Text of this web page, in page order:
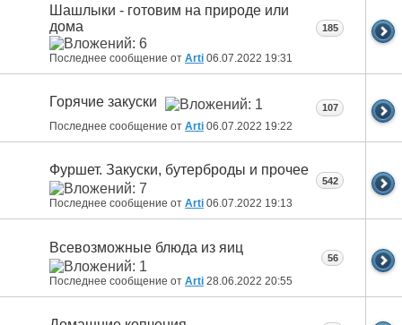
Шашлыки - готовим на природе или
дома
Последнее сообщение от Arti 06.07.2022 19:31
185
Горячие закуски
Последнее сообщение от Arti 06.07.2022 19:22
107
Фуршет. Закуски, бутерброды и прочее
Последнее сообщение от Arti 06.07.2022 19:13
542
Всевозможные блюда из яиц
Последнее сообщение от Arti 28.06.2022 20:55
56